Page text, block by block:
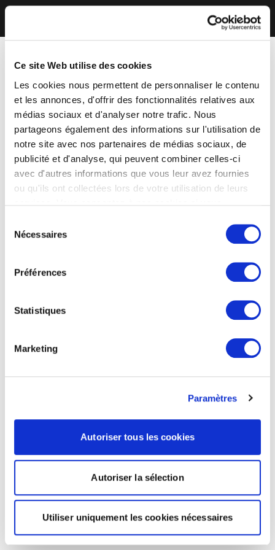
Ce site Web utilise des cookies
Les cookies nous permettent de personnaliser le contenu
et les annonces, d'offrir des fonctionnalités relatives aux
médias sociaux et d'analyser notre trafic. Nous
partageons également des informations sur l'utilisation de
notre site avec nos partenaires de médias sociaux, de
publicité et d'analyse, qui peuvent combiner celles-ci
avec d'autres informations que vous leur avez fournies
ou qu'ils ont collectées lors de votre utilisation de leurs
Nécessaires
Préférences
Statistiques
Marketing
Paramètres
Autoriser tous les cookies
Autoriser la sélection
Utiliser uniquement les cookies nécessaires